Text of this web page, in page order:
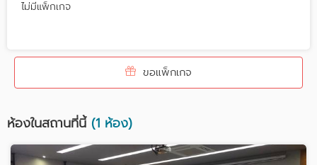
ไม่มีแพ็กเกจ
ขอแพ็กเกจ
ห้องในสถานที่นี้(1 ห้อง)